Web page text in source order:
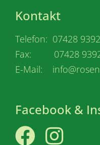
Kontakt
Telefon: 07428
Fax: 07428
E-Mail:
Facebook &